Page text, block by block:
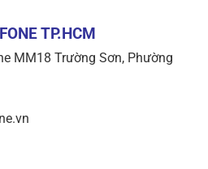
TP.HCM
MM18 Trường Sơn, Phường